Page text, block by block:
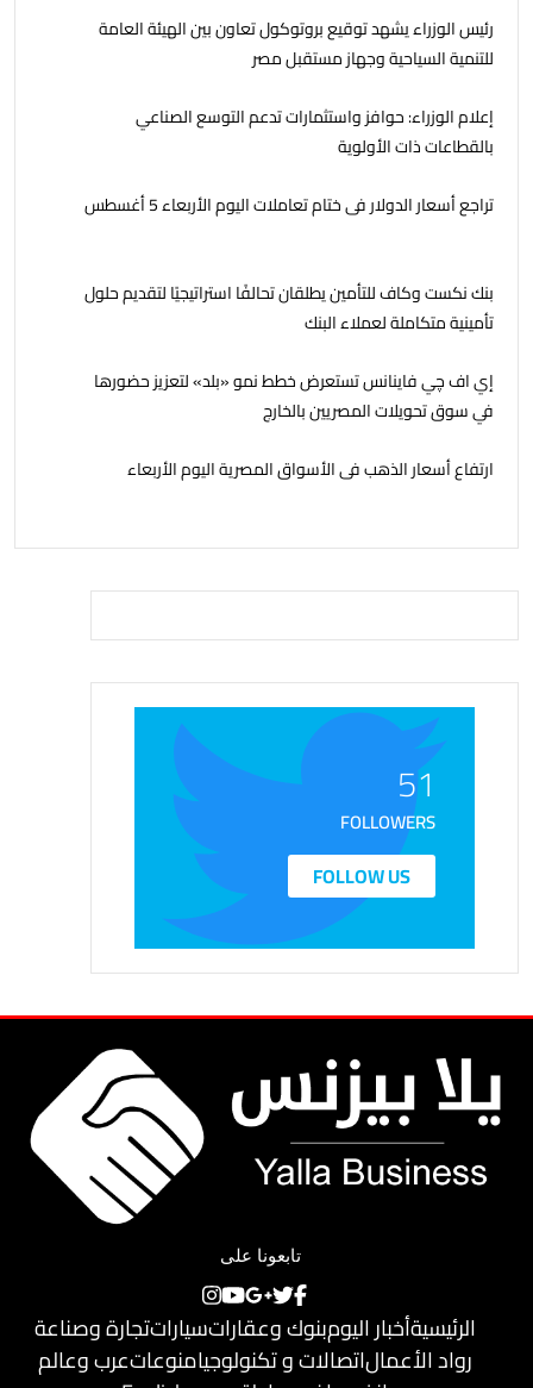
رئيس الوزراء يشهد توقيع بروتوكول تعاون بين الهيئة العامة
للتنمية السياحية وجهاز مستقبل مصر
إعلام الوزراء: حوافز واستثمارات تدعم التوسع الصناعي
بالقطاعات ذات الأولوية
تراجع أسعار الدولار فى ختام تعاملات اليوم الأربعاء 5 أغسطس
بنك نكست وكاف للتأمين يطلقان تحالفًا استراتيجيًا لتقديم حلول
تأمينية متكاملة لعملاء البنك
إي اف چي فاينانس تستعرض خطط نمو «بلد» لتعزيز حضورها
في سوق تحويلات المصريين بالخارج
ارتفاع أسعار الذهب فى الأسواق المصرية اليوم الأربعاء
51
FOLLOWERS
FOLLOW US
تابعونا على
الرئيسيةأخبار اليومبنوك وعقاراتسياراتتجارة وصناعة
رواد الأعمالاتصالات و تكنولوجيامنوعاتعرب وعالم